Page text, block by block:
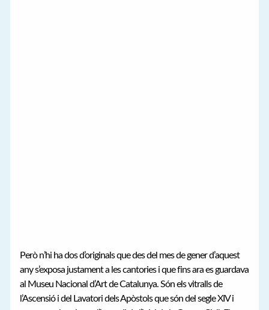
Però n’hi ha dos d’originals que des del mes de gener d’aquest
any s’exposa justament a les cantories i que fins ara es guardava
al Museu Nacional d’Art de Catalunya. Són els vitralls de
l’Ascensió i del Lavatori dels Apòstols que són del segle XIV i